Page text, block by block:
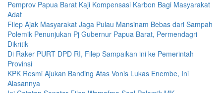
Pemprov Papua Barat Kaji Kompensasi Karbon Bagi Masyarakat
Adat
Filep Ajak Masyarakat Jaga Pulau Mansinam Bebas dari Sampah
Polemik Penunjukan Pj Gubernur Papua Barat, Permendagri
Dikritik
Di Raker PURT DPD RI, Filep Sampaikan ini ke Pemerintah
Provinsi
KPK Resmi Ajukan Banding Atas Vonis Lukas Enembe, Ini
Alasannya